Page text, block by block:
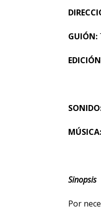
GUIÓN:
MÚSICA:
Sinopsis
Por